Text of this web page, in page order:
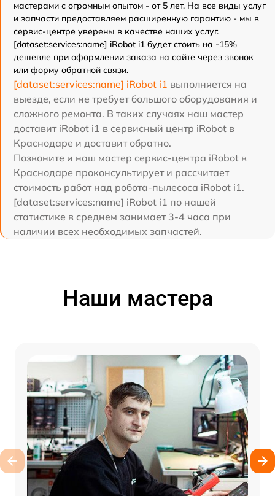
мастерами с огромным опытом - от 5 лет. На все виды услуг
и запчасти предоставляем расширенную гарантию - мы в
сервис-центре уверены в качестве наших услуг.
[dataset:services:name] iRobot i1 будет стоить на -15%
дешевле при оформлении заказа на сайте через звонок
или форму обратной связи.
[dataset:services:name] iRobot i1 выполняется на
выезде, если не требует большого оборудования и
сложного ремонта. В таких случаях наш мастер
доставит iRobot i1 в сервисный центр iRobot в
Краснодаре и доставит обратно.
Позвоните и наш мастер сервис-центра iRobot в
Краснодаре проконсультирует и рассчитает
стоимость работ над робота-пылесоса iRobot i1.
[dataset:services:name] iRobot i1 по нашей
статистике в среднем занимает 3-4 часа при
наличии всех необходимых запчастей.
Наши мастера